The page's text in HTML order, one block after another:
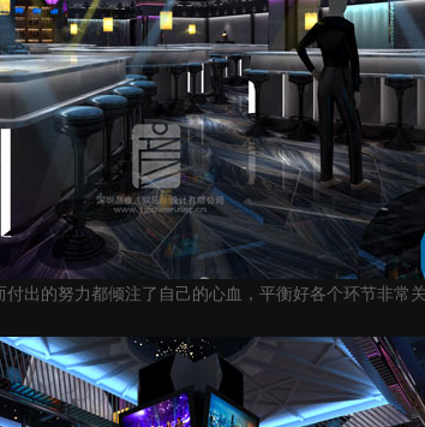
出的努力都倾注了自己的心血，平衡好各个环节非常